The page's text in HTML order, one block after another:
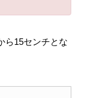
ら15センチとな